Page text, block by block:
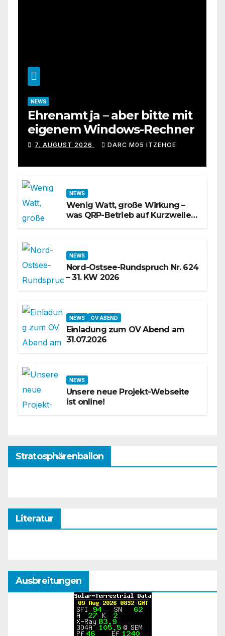
NEWS
Ehrenamt ja – aber bitte mit
eigenem Windows-Rechner
7. AUGUST 2026 DARC M05 ITZEHOE
NEWS
Wenig Watt, große Wirkung –
was QRP-Betrieb auf Kurzwelle
NEWS
Nord-Ostsee-Rundspruch Nr. 624
– 31. KW 2026
NEWS OV ABEND
Einladung zum OV Abend am
31.07.2026
NEWS
Unsere neue Projekt-Webseite
ist online!
Stratosphärenballon
Literatur
Ausbreitungen